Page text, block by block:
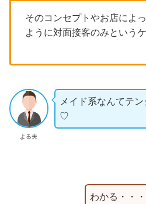
そのコンセプトやお店によ
ように対面接客のみという
よる夫
メイド系なんてテ
♡
わかる・・